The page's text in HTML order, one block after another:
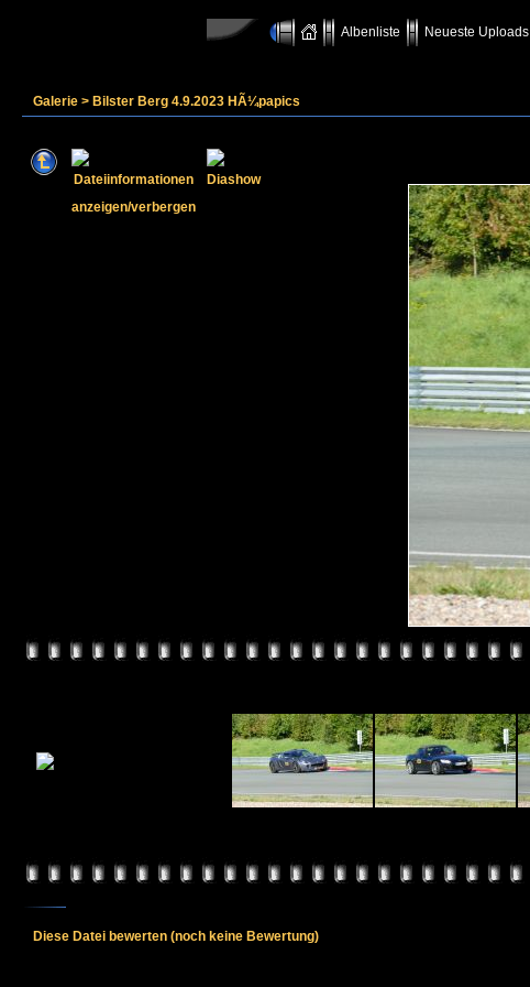
Albenliste Neueste Uploads
Galerie > Bilster Berg 4.9.2023 HÃ¼papics
Diese Datei bewerten (noch keine Bewertung)